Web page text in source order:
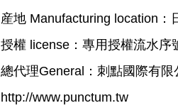
産地 Manufacturing location：
授權 license：專用授權流水序
總代理General：刺點國際有限
http://www.punctum.tw